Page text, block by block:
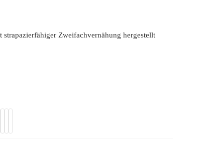
Zweifachvernähung hergestellt